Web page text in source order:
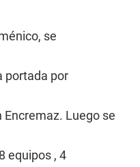
se
portada por
Luego se
equipos , 4